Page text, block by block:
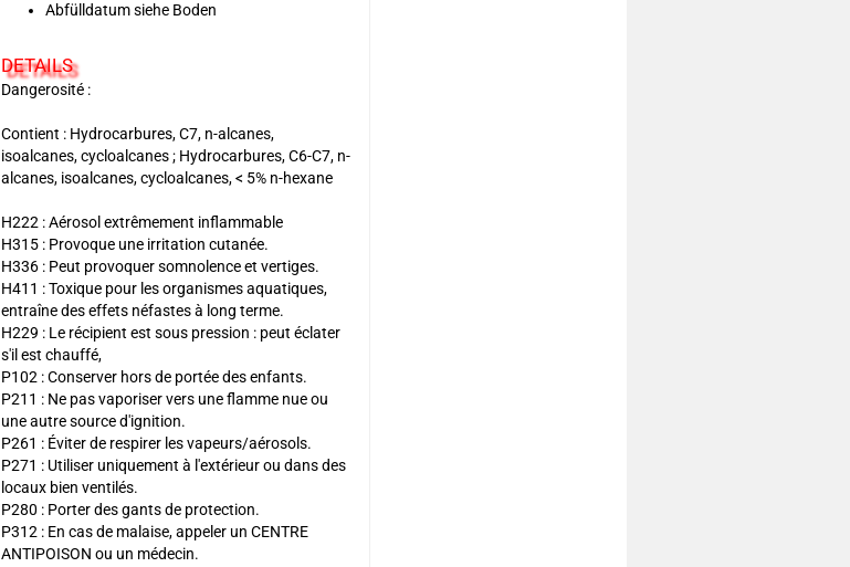
Abfülldatum siehe Boden
DETAILS
Dangerosité :
Contient : Hydrocarbures, C7, n-alcanes,
isoalcanes, cycloalcanes ; Hydrocarbures, C6-C7, n-
alcanes, isoalcanes, cycloalcanes, < 5% n-hexane
H222 : Aérosol extrêmement inflammable
H315 : Provoque une irritation cutanée.
H336 : Peut provoquer somnolence et vertiges.
H411 : Toxique pour les organismes aquatiques,
entraîne des effets néfastes à long terme.
H229 : Le récipient est sous pression : peut éclater
s'il est chauffé,
P102 : Conserver hors de portée des enfants.
P211 : Ne pas vaporiser vers une flamme nue ou
une autre source d'ignition.
P261 : Éviter de respirer les vapeurs/aérosols.
P271 : Utiliser uniquement à l'extérieur ou dans des
locaux bien ventilés.
P280 : Porter des gants de protection.
P312 : En cas de malaise, appeler un CENTRE
ANTIPOISON ou un médecin.